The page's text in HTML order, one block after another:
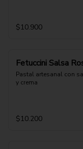
$10.900
Fetuccini Salsa
Pastal artesanal con
y crema
$10.200